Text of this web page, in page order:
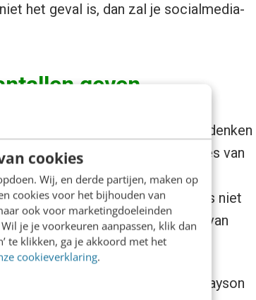
cookies
Wij, en derde partijen, maken op
cookies voor het bijhouden van
ook voor marketingdoeleinden
je je voorkeuren aanpassen, klik dan
te klikken, ga je akkoord met het
cookieverklaring.
het geval is, dan zal je socialmedia-
geven
Verschillende ondernemers denken
op social media. Maar het succes van
van marketingcampagnes. Je
van je social media. Daarnaast is niet
dat de kwaliteit van je netwerk van
de andere mythes die Jayson